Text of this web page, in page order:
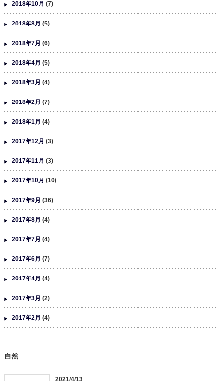
2018年10月 (7)
2018年8月 (5)
2018年7月 (6)
2018年4月 (5)
2018年3月 (4)
2018年2月 (7)
2018年1月 (4)
2017年12月 (3)
2017年11月 (3)
2017年10月 (10)
2017年9月 (36)
2017年8月 (4)
2017年7月 (4)
2017年6月 (7)
2017年4月 (4)
2017年3月 (2)
2017年2月 (4)
自然
2021/4/13